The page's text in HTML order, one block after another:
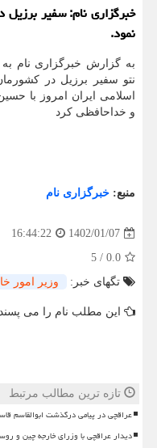
خبرگزاری نام: سفیر برزیل
نمود.
به گزارش خبرگزاری نام به
نتو سفیر برزیل در
اسلامی ایران امروز با حسین
و خداحافظی کرد
منبع: خبرگزاری نام
1402/01/07
16:44:22
0.0
/
5
تگهای خبر:
وزیر امور
این مطلب نام را می
تازه ترین مطالب مرتبط
عراقچی در پیامی درگذشت ابوالقاسم
دیدار عراقچی با وزرای خارجه چین و